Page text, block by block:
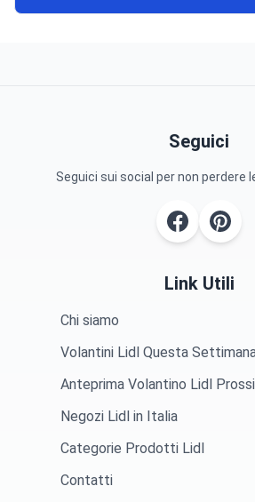
Seguici
Seguici sui social per non perdere
Link Utili
Chi siamo
Volantini Lidl Questa
Anteprima Volantino Lidl
Negozi Lidl in Italia
Categorie Prodotti Lidl
Contatti